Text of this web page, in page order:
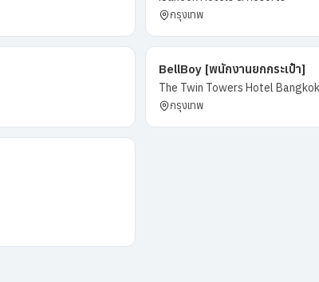
กรุงเทพ
BellBoy [พนักงานยกกระเป๋า]
The Twin Towers Hotel Bangkok
กรุงเทพ